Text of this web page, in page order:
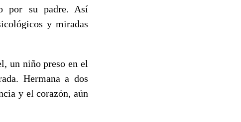
por su padre. Así
y miradas
un niño preso en el
Hermana a dos
y el corazón, aún